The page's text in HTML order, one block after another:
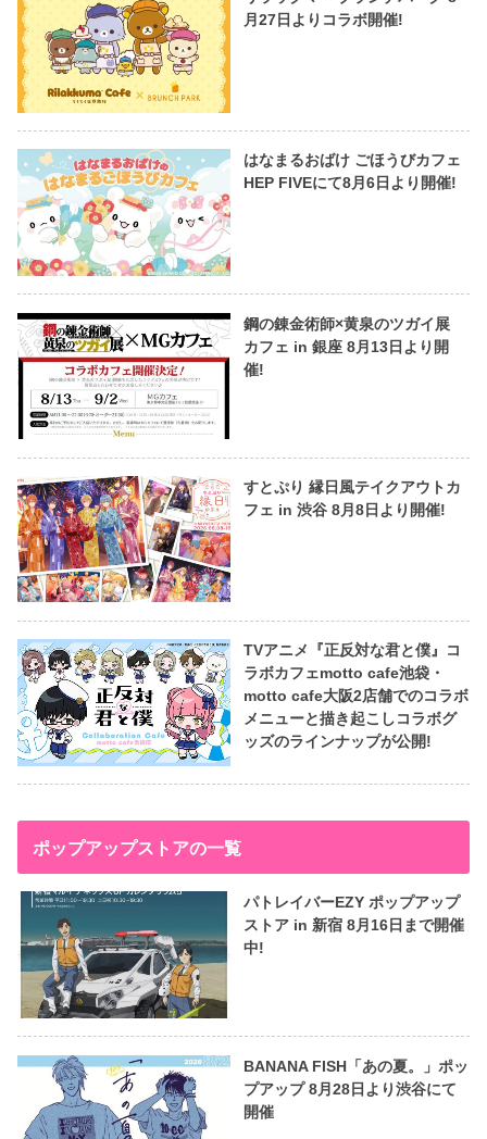
月27日よりコラボ開催!
はなまるおばけ ごほうびカフェ
HEP FIVEにて8月6日より開催!
鋼の錬金術師×黄泉のツガイ展
カフェ in 銀座 8月13日より開
催!
すとぷり 縁日風テイクアウトカ
フェ in 渋谷 8月8日より開催!
TVアニメ『正反対な君と僕』コ
ラボカフェmotto cafe池袋・
motto cafe大阪2店舗でのコラボ
メニューと描き起こしコラボグ
ッズのラインナップが公開!
ポップアップストアの一覧
パトレイバーEZY ポップアップ
ストア in 新宿 8月16日まで開催
中!
BANANA FISH「あの夏。」ポッ
プアップ 8月28日より渋谷にて
開催